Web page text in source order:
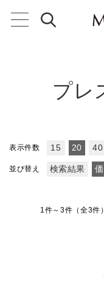
プレ
表示件数 15 20 40
並び替え 検索結果
1件～3件（全3件）